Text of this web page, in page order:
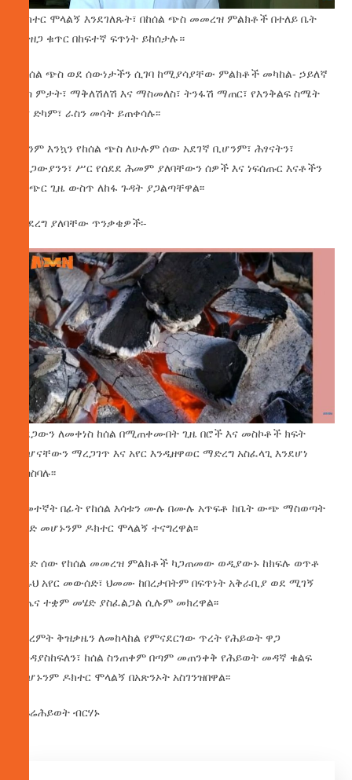
ዶክተር ሞላልኝ እንደገለጹት፣ በከሰል ጭስ መመረዝ ምልክቶች በተለይ ቤት
በተዘጋ ቁጥር በከፍተኛ ፍጥነት ይከሰታሉ።
የከሰል ጭስ ወደ ሰውነታችን ሲገባ ከሚያሳያቸው ምልክቶች መካከል- ኃይለኛ
ራስ ምታት፣ ማቅለሽለሽ እና ማስመለስ፣ ትንፋሽ ማጠር፣ የእንቅልፍ ስሜት
እና ድካም፣ ራስን መሳት ይጠቀሳሉ፡፡
ምንም እንኳን የከሰል ጭስ ለሁሉም ሰው አደገኛ ቢሆንም፣ ሕፃናትን፣
አረጋውያንን፣ ሥር የሰደደ ሕመም ያለባቸውን ሰዎች እና ነፍሰጡር እናቶችን
በአጭር ጊዜ ውስጥ ለከፋ ጉዳት ያጋልጣቸዋል፡፡
መደረግ ያለባቸው ጥንቃቄዎች፡-
አደጋውን ለመቀነስ ከሰል በሚጠቀሙበት ጊዜ በሮች እና መስኮቶች ክፍት
መሆናቸውን ማረጋገጥ እና አየር እንዲዘዋወር ማድረግ አስፈላጊ እንደሆነ
ያሳስባሉ፡፡
ከመተኛት በፊት የከሰል እሳቱን ሙሉ በሙሉ አጥፍቶ ከቤት ውጭ ማስወጣት
የግድ መሆኑንም ዶክተር ሞላልኝ ተናግረዋል፡፡
አንድ ሰው የከሰል መመረዝ ምልክቶች ካጋጠመው ወዲያውኑ ከክፍሉ ወጥቶ
ንጹህ አየር መውሰድ፣ ህመሙ ከበረታበትም በፍጥነት አቅራቢያ ወደ ሚገኝ
የጤና ተቋም መሄድ ያስፈልጋል ሲሉም መክረዋል፡፡
የክረምት ቅዝቃዜን ለመከላከል የምናደርገው ጥረት የሕይወት ዋጋ
እንዳያስከፍለን፣ ከሰል ስንጠቀም በጣም መጠንቀቅ የሕይወት መዳኛ ቁልፍ
መሆኑንም ዶክተር ሞላልኝ በአጽንኦት አስገንዝበዋል፡፡
በፍሬሕይወት ብርሃኑ